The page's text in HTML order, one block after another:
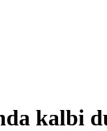
kalbi